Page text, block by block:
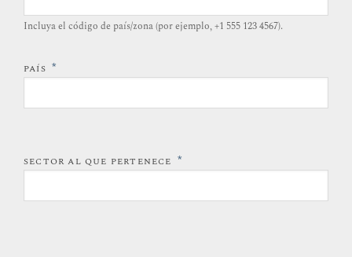
Incluya el código de país/zona (por ejemplo, +1 555 123 4567).
PAÍS *
SECTOR AL QUE PERTENECE *